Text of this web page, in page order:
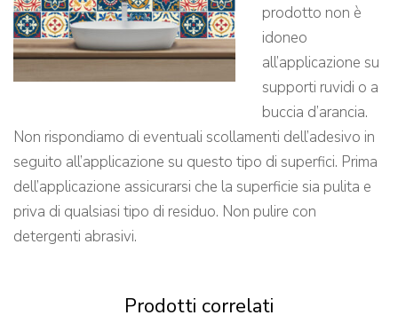
prodotto non è
idoneo
all’applicazione su
supporti ruvidi o a
buccia d’arancia.
Non rispondiamo di eventuali scollamenti dell’adesivo in
seguito all’applicazione su questo tipo di superfici. Prima
dell’applicazione assicurarsi che la superficie sia pulita e
priva di qualsiasi tipo di residuo. Non pulire con
detergenti abrasivi.
Prodotti correlati